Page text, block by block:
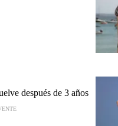
después de 3 años